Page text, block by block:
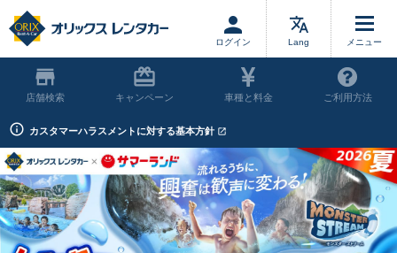
ログイン Lang
店舗 キャンペーン 車種と料金 ご利用方法
リ
ッ
ク
ス
レ
ン
タ
カ
ー
カスタマーハラスメントに対する基本方針